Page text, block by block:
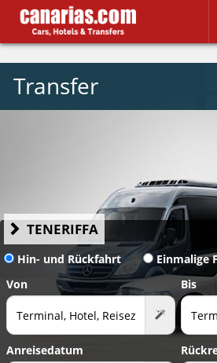
Transfer
TENERIFFA
Hin- und Rückfahrt
Einmalige
Von
Bis
Anreisedatum